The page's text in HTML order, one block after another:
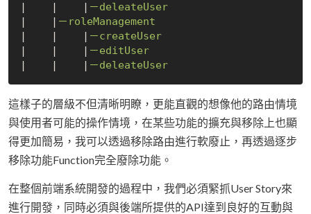
|
| |
－deleateUser
|
|
|
| |
－createUser
|
| |
－editUser
|
| | －deleateUser
這樣子的層級不但清晰明瞭，更能直觀的想像他的路由情境
與使用者可能的操作情境，在某些功能的擴充與移除上也顯
得更加簡易，我可以透過移除路由進行軟廢止，再透過逐步
移除功能Function完全廢除功能。
在整個前端系統開發的過程中，我們必須緊抓User Story來
進行開發，同時必須與後端所提供的API達到良好的互動與